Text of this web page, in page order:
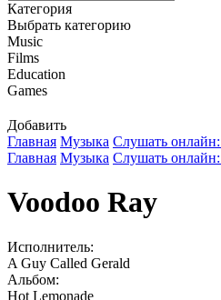
Категория
Выбрать категорию
Music
Films
Education
Games
Добавить
Главная Музыка Слушать
Главная Музыка Слушать
Voodoo Ray
Исполнитель:
A Guy Called Gerald
Альбом:
Hot Lemonade